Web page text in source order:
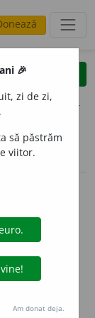
clear
opțiuni
de
.
🎉
zi de zi,
să păstrăm
viitor.
Am donat deja.